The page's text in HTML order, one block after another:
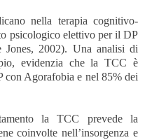
nella terapia cognitivo-
psicologico elettivo per il DP
Jones, 2002). Una analisi di
evidenzia che la TCC è
con Agorafobia e nel 85% dei
la TCC prevede la
coinvolte nell’insorgenza e